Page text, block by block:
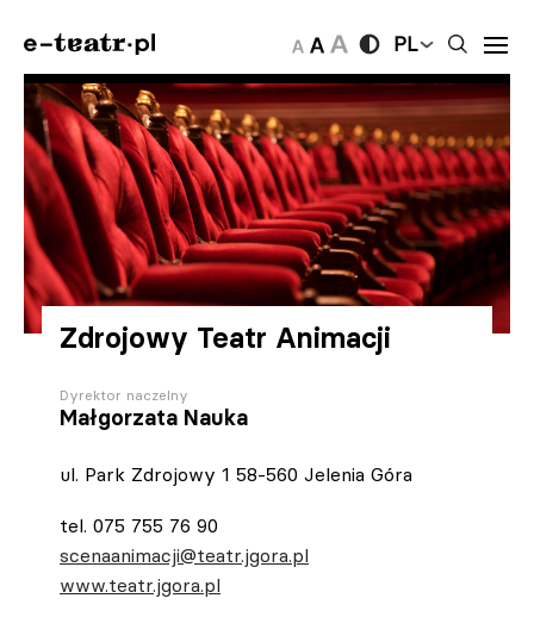
PL
Zdrojowy Teatr Animacji
Dyrektor naczelny
Małgorzata Nauka
ul. Park Zdrojowy 1 58-560 Jelenia Góra
tel. 075 755 76 90
scenaanimacji@teatr.jgora.pl
www.teatr.jgora.pl